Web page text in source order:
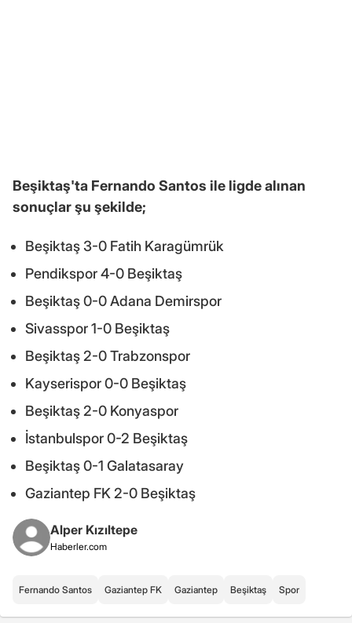
Beşiktaş'ta Fernando Santos ile ligde alınan
sonuçlar şu şekilde;
Beşiktaş 3-0 Fatih Karagümrük
Pendikspor 4-0 Beşiktaş
Beşiktaş 0-0 Adana Demirspor
Sivasspor 1-0 Beşiktaş
Beşiktaş 2-0 Trabzonspor
Kayserispor 0-0 Beşiktaş
Beşiktaş 2-0 Konyaspor
İstanbulspor 0-2 Beşiktaş
Beşiktaş 0-1 Galatasaray
Gaziantep FK 2-0 Beşiktaş
Alper Kızıltepe
Haberler.com
Fernando Santos Gaziantep FK Gaziantep Beşiktaş Spor